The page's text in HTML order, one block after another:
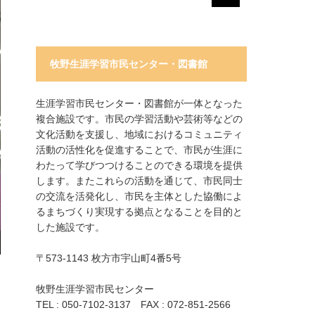
牧野生涯学習市民センター・図書館
生涯学習市民センター・図書館が一体となった
複合施設です。市民の学習活動や芸術等などの
文化活動を支援し、地域におけるコミュニティ
活動の活性化を促進することで、市民が生涯に
わたって学びつつけることのできる環境を提供
します。またこれらの活動を通じて、市民同士
の交流を活発化し、市民を主体とした協働によ
るまちづくり実現する拠点となることを目的と
した施設です。
〒573-1143 枚方市宇山町4番5号
牧野生涯学習市民センター
TEL : 050-7102-3137 FAX : 072-851-2566